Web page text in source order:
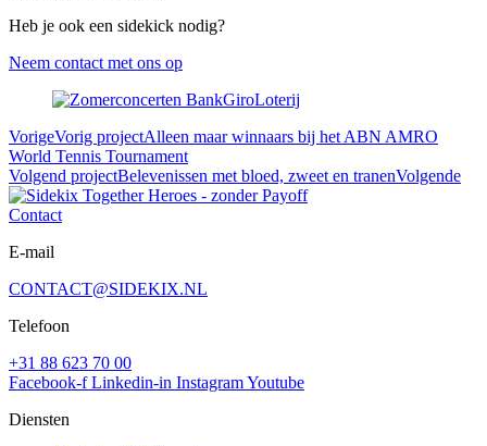
Heb je ook een sidekick nodig?
Neem contact met ons op
VorigeVorig projectAlleen maar winnaars bij het ABN AMRO
World Tennis Tournament
Volgend projectBelevenissen met bloed, zweet en tranenVolgende
Contact
E-mail
CONTACT@SIDEKIX.NL
Telefoon
+31 88 623 70 00
Facebook-f Linkedin-in InstagramYoutube
Diensten